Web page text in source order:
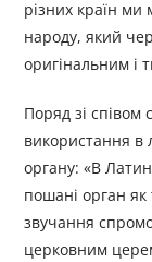
різних країн
народу, який
оригінальним і
Поряд зі співом
використання в
органу: «В
пошані орган
звучання
церковним